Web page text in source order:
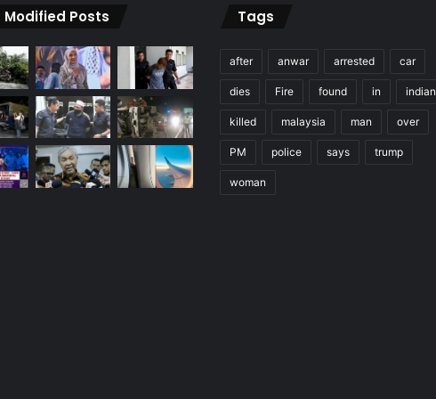
Modified Posts Tags
after anwar arrested car
dies Fire found in indian
killed malaysia man over
PM police says trump
woman